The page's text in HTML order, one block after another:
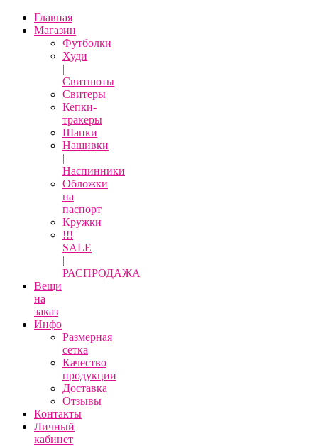
Главная
Магазин
Футболки
Худи
|
Свитшоты
Свитеры
Кепки-
тракеры
Шапки
Нашивки
|
Наспинники
Обложки
на
паспорт
Кружки
!!!
SALE
|
РАСПРОДАЖА
Вещи
на
заказ
Инфо
Размерная
сетка
Качество
продукции
Доставка
Отзывы
Контакты
Личный
кабинет